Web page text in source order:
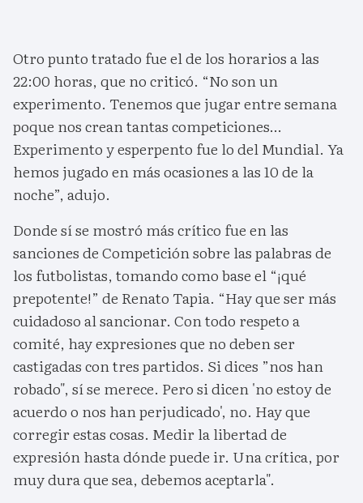
Otro punto tratado fue el de los horarios a las
22:00 horas, que no criticó. “No son un
experimento. Tenemos que jugar entre semana
poque nos crean tantas competiciones…
Experimento y esperpento fue lo del Mundial. Ya
hemos jugado en más ocasiones a las 10 de la
noche”, adujo.
Donde sí se mostró más crítico fue en las
sanciones de Competición sobre las palabras de
los futbolistas, tomando como base el “¡qué
prepotente!” de Renato Tapia. “Hay que ser más
cuidadoso al sancionar. Con todo respeto a
comité, hay expresiones que no deben ser
castigadas con tres partidos. Si dices ”nos han
robado", sí se merece. Pero si dicen 'no estoy de
acuerdo o nos han perjudicado', no. Hay que
corregir estas cosas. Medir la libertad de
expresión hasta dónde puede ir. Una crítica, por
muy dura que sea, debemos aceptarla".